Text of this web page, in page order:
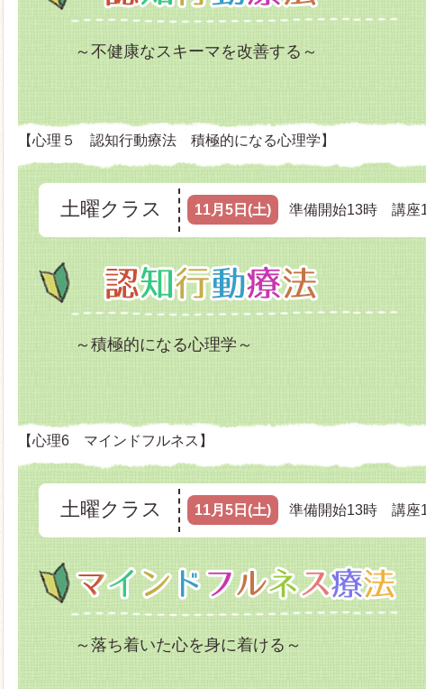
～不健康なスキーマを改善する～
【心理５ 認知行動療法 積極的になる心理学】
土曜クラス 11月5日(土) 準備開始13時 講座
～積極的になる心理学～
【心理6 マインドフルネス】
土曜クラス 11月5日(土) 準備開始13時 講座
～落ち着いた心を身に着ける～